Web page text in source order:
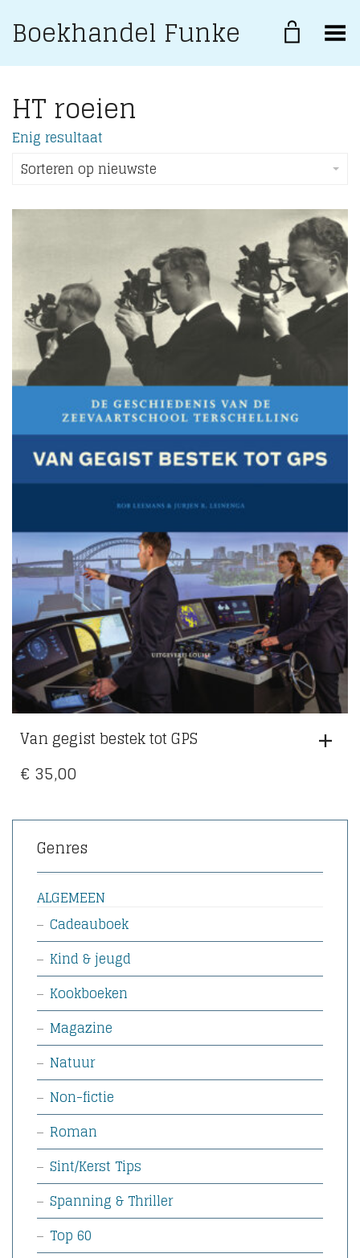
Boekhandel Funke Toggle Menu
HT roeien
Enig resultaat
Sorteren op nieuwste
Van gegist bestek tot GPS
€ 35,00
Genres
ALGEMEEN
Cadeauboek
Kind & jeugd
Kookboeken
Magazine
Natuur
Non-fictie
Roman
Sint/Kerst Tips
Spanning & Thriller
Top 60